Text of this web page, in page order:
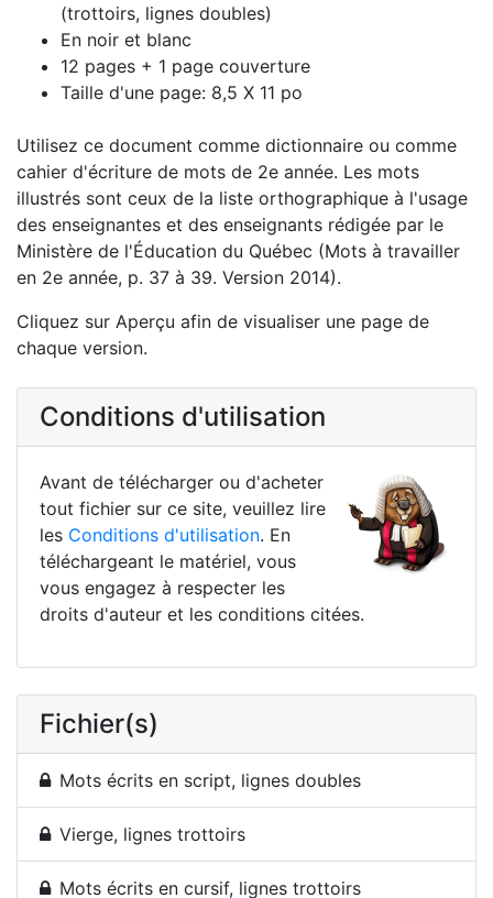
(trottoirs, lignes doubles)
En noir et blanc
12 pages + 1 page couverture
Taille d'une page: 8,5 X 11 po
Utilisez ce document comme dictionnaire ou comme
cahier d'écriture de mots de 2e année. Les mots
illustrés sont ceux de la liste orthographique à l'usage
des enseignantes et des enseignants rédigée par le
Ministère de l'Éducation du Québec (Mots à travailler
en 2e année, p. 37 à 39. Version 2014).
Cliquez sur Aperçu afin de visualiser une page de
chaque version.
Conditions d'utilisation
Avant de télécharger ou d'acheter
tout fichier sur ce site, veuillez lire
les Conditions d'utilisation. En
téléchargeant le matériel, vous
vous engagez à respecter les
droits d'auteur et les conditions citées.
Fichier(s)
Mots écrits en script, lignes doubles
Vierge, lignes trottoirs
Mots écrits en cursif, lignes trottoirs